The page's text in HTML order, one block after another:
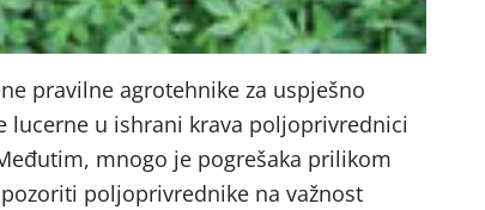
pravilne agrotehnike za uspješno
lucerne u ishrani krava poljoprivrednici
mnogo je pogrešaka prilikom
poljoprivrednike na važnost